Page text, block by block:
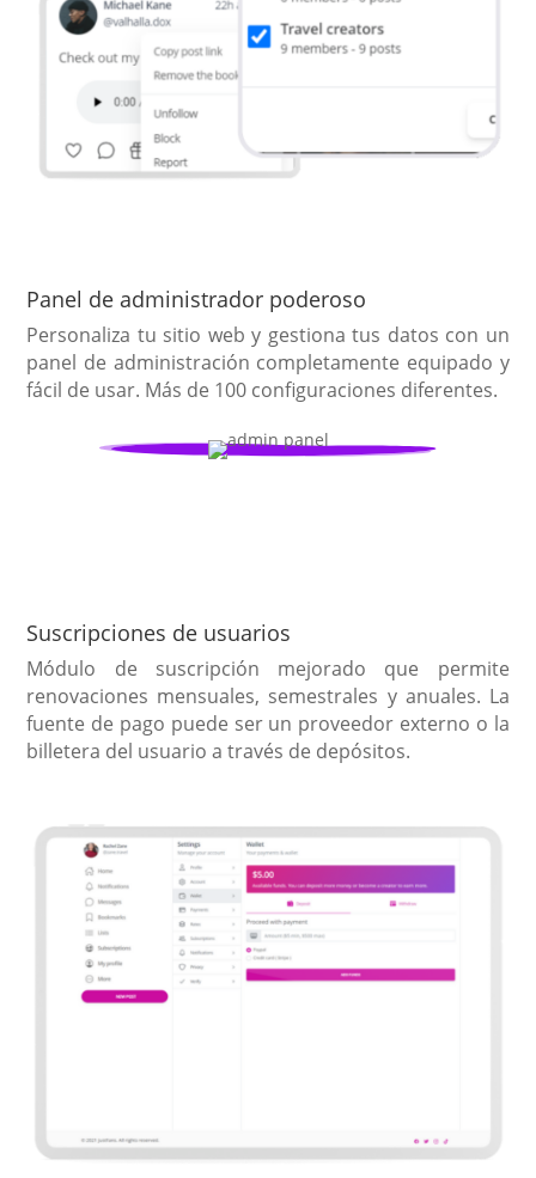
Panel de administrador poderoso
Personaliza tu sitio web y gestiona tus datos con un
panel de administración completamente equipado y
fácil de usar. Más de 100 configuraciones diferentes.
Suscripciones de usuarios
Módulo de suscripción mejorado que permite
renovaciones mensuales, semestrales y anuales. La
fuente de pago puede ser un proveedor externo o la
billetera del usuario a través de depósitos.